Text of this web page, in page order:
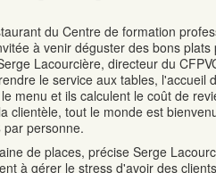
du Centre de formation
à venir déguster des bons
Lacourcière, directeur du
le service aux tables,
menu et ils calculent le coût de
clientèle, tout le monde est
personne.
de places, précise Serge
à gérer le stress d'avoir des